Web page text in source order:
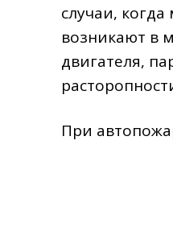
случаи,
возникают в
двигателя,
При